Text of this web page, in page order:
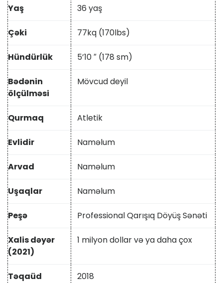
Yaş 36 yaş
Çəki 77kq (170lbs)
Hündürlük 5’10 ″ (178 sm)
Bədənin
ölçülməsi
Mövcud deyil
Qurmaq Atletik
Evlidir Naməlum
Arvad Naməlum
Uşaqlar Naməlum
Peşə Professional Qarışıq Döyüş Sənəti
Xalis dəyər
(2021)
1 milyon dollar və ya daha çox
Təqaüd 2018